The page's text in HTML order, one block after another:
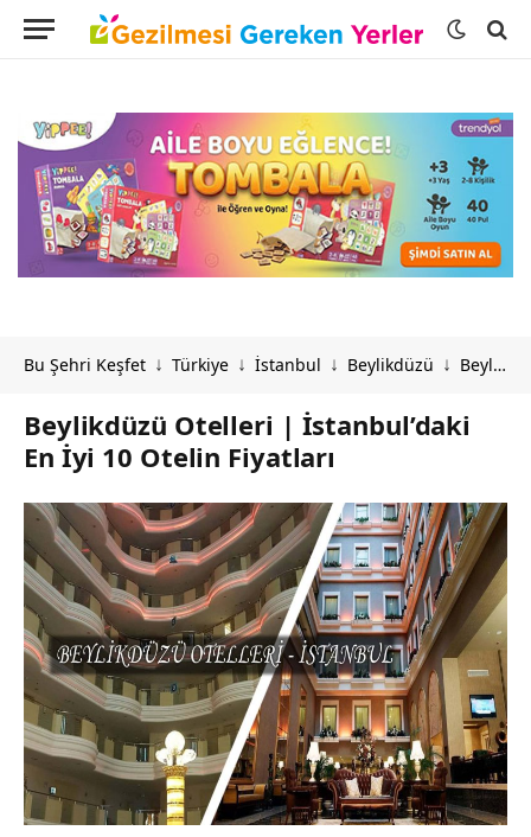
Bu Şehri Keşfet ↓ Türkiye ↓ İstanbul ↓ Beylikdüzü ↓ Beylikdüzü Otelleri | İstanbul’daki En İyi 10 Otelin Fiyatları
Beylikdüzü Otelleri | İstanbul’daki
En İyi 10 Otelin Fiyatları